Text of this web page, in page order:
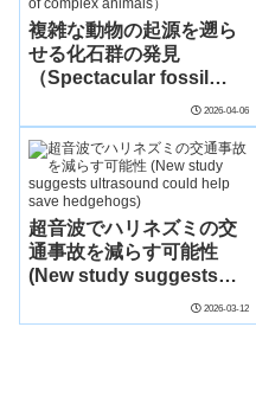
複雑な動物の起源を遡ら
せる化石群の発見
（Spectacular fossil
treasure trove pushes
back origins of complex
animals）
2026-04-06
超音波でハリネズミの交
通事故を減らす可能性
(New study suggests
ultrasound could help
save hedgehogs)
2026-03-12